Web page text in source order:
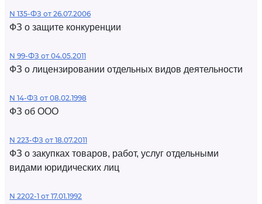
N 135-ФЗ от 26.07.2006
ФЗ о защите конкуренции
N 99-ФЗ от 04.05.2011
ФЗ о лицензировании отдельных видов деятельности
N 14-ФЗ от 08.02.1998
ФЗ об ООО
N 223-ФЗ от 18.07.2011
ФЗ о закупках товаров, работ, услуг отдельными
видами юридических лиц
N 2202-1 от 17.01.1992